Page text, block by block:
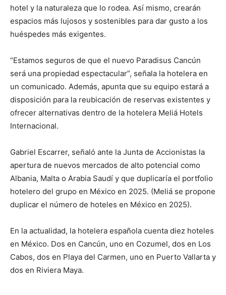
hotel y la naturaleza que lo rodea. Así mismo, crearán
espacios más lujosos y sostenibles para dar gusto a los
huéspedes más exigentes.
“Estamos seguros de que el nuevo Paradisus Cancún
será una propiedad espectacular”, señala la hotelera en
un comunicado. Además, apunta que su equipo estará a
disposición para la reubicación de reservas existentes y
ofrecer alternativas dentro de la hotelera Meliá Hotels
Internacional.
Gabriel Escarrer, señaló ante la Junta de Accionistas la
apertura de nuevos mercados de alto potencial como
Albania, Malta o Arabia Saudí y que duplicaría el portfolio
hotelero del grupo en México en 2025. (Meliá se propone
duplicar el número de hoteles en México en 2025).
En la actualidad, la hotelera española cuenta diez hoteles
en México. Dos en Cancún, uno en Cozumel, dos en Los
Cabos, dos en Playa del Carmen, uno en Puerto Vallarta y
dos en Riviera Maya.